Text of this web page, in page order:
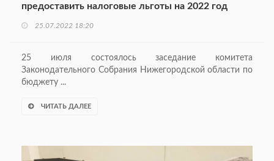
предоставить налоговые льготы на 2022 год
25.07.2022 18:20
25 июля состоялось заседание комитета
Законодательного Собрания Нижегородской области по
бюджету ...
ЧИТАТЬ ДАЛЕЕ